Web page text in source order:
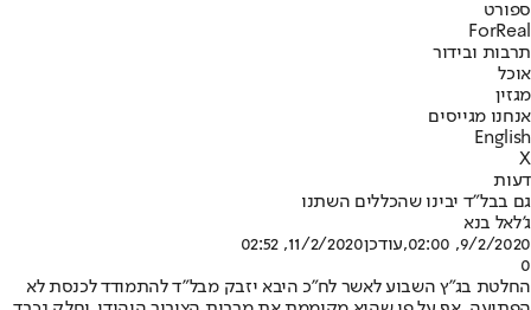
ספורט
ForReal
תרבות ובידור
אוכל
מגזין
אנחנו מגייסים
English
X
דעות
גם בבל"ד יבינו שהכללים השתנו
ג'לאל בנא
9/2/2020, 02:00
,עודכן11/2/2020, 02:52
0
החלטת בג"ץ השבוע לאשר לח"כ היבא יזבק מבל"ד להתמודד לכנסת לא